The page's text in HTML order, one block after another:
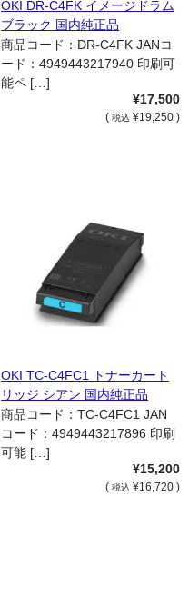
OKI DR-C4FK イメージドラム
ブラック 国内純正品
商品コード：DR-C4FK JANコ
ード：4949443217940 印刷可
能ペ […]
¥17,500
( 税込 ¥19,250 )
OKI TC-C4FC1 トナーカート
リッジ シアン 国内純正品
商品コード：TC-C4FC1 JAN
コード：4949443217896 印刷
可能 […]
¥15,200
( 税込 ¥16,720 )